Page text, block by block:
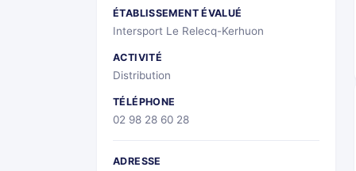
ÉTABLISSEMENT ÉVALUÉ
Intersport Le Relecq-Kerhuon
ACTIVITÉ
Distribution
TÉLÉPHONE
02 98 28 60 28
ADRESSE